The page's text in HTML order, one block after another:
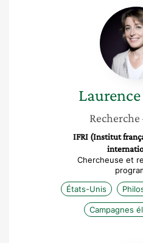
Laurence
Recherche
IFRI (Institut
Chercheuse et
États-Unis
Campagnes